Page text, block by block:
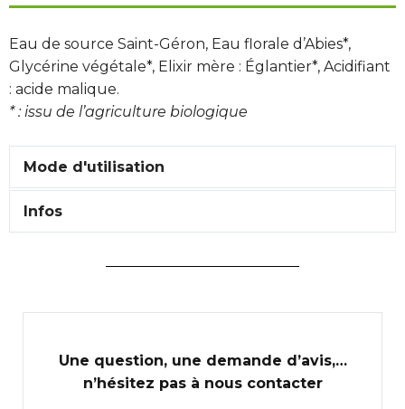
Eau de source Saint-Géron, Eau florale d’Abies*,
Glycérine végétale*, Elixir mère : Églantier*, Acidifiant
: acide malique.
* : issu de l’agriculture biologique
Mode d'utilisation
Infos
Une question, une demande d’avis,…
n’hésitez pas à nous contacter